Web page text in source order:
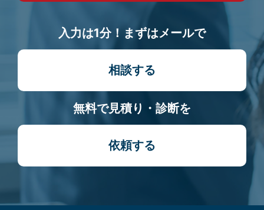
入力は1分！まずはメールで
相談する
無料で見積り・診断を
依頼する